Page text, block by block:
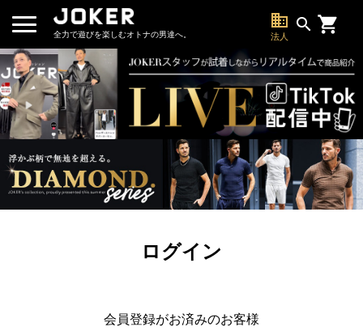
全力で遊びを楽しむオトナの男達へ。
business
法人
search
ログイン
会員登録がお済みのお客様